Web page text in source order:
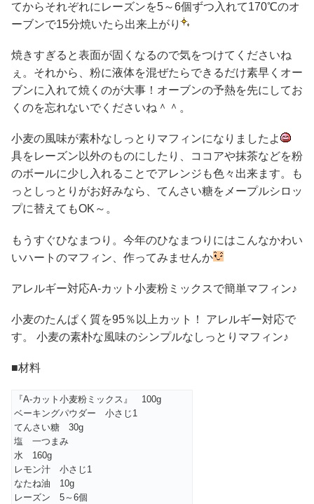
てからそれぞれにレーズンを5～6個ずつ入れて170℃のオ
ーブンで15分焼いたら出来上がり
焼きすぎると表面が固くなるので気をつけてくださいね
ぇ。それから、粉に液体を混ぜたらできるだけ素早くオー
ブンに入れて焼くのが大事！オーブンの予熱を先にしてお
くのを忘れないでくださいね＾＾。
小麦の風味が素朴なしっとりマフィンになりましたよ
具をレーズン以外のものにしたり、ココアや抹茶などを粉
のボールに少し入れることでアレンジも色々出来ます。も
っとしっとりがお好みなら、てんさい糖をメープルシロッ
プに替えてもOK～。
もうすぐひなまつり。今年のひなまつりにはこんなかわい
いハートのマフィン、作ってみませんか
アレルギー対応A-カット小麦粉ミックスで簡単マフィン♪
小麦のたんぱく質を95％以上カット！ アレルギー対応で
す。 小麦の素朴な風味のシンプルなしっとりマフィン♪
■材料
『A-カット小麦粉ミックス』 100g
ベーキングパウダー 小さじ1
てんさい糖 30g
塩 一つまみ
水 160g
レモン汁 小さじ1
なたね油 10g
レーズン 5～6個